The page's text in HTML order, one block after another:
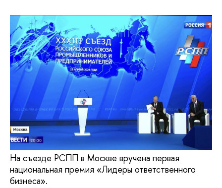
На съезде РСПП в Москве вручена первая
национальная премия «Лидеры ответственного
бизнеса».